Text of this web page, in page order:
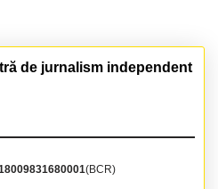
de jurnalism independent
(BCR)